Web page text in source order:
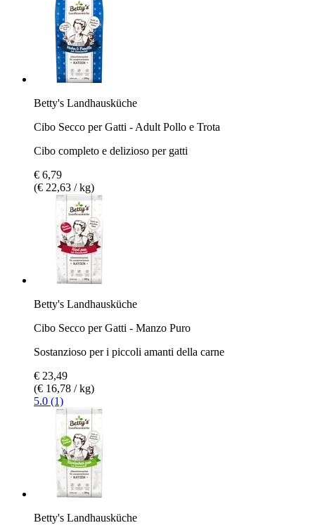
Betty's Landhausküche
Cibo Secco per Gatti - Adult Pollo e Trota
Cibo completo e delizioso per gatti
€ 6,79
(€ 22,63 / kg)
Betty's Landhausküche
Cibo Secco per Gatti - Manzo Puro
Sostanzioso per i piccoli amanti della carne
€ 23,49
(€ 16,78 / kg)
5.0 (1)
Betty's Landhausküche